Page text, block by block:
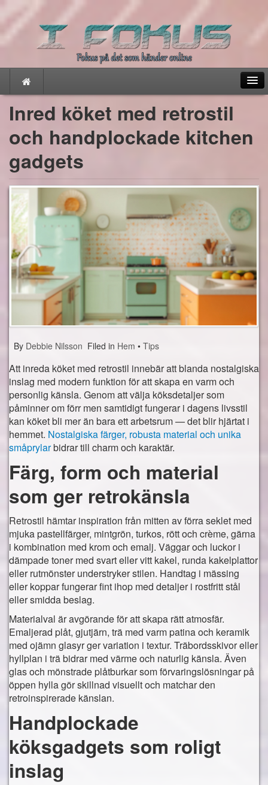
Hem
Hur fungerar Bitcoin
Apparna du måste ha
Spel
Bästa online casino
Hitta populära spel hos VideoSlots.com
DreamHack världens största direktsända LAN-party
Bonuskrig bland spelbolagen
Vad händer i spelvärlden just nu?
Webb
Windows 10
Sport
Fantasy Sports
Mobil
Vårt användande av mobilen
Sensommaren och höstens mobiler
Företagande
Företag och företagaren
Arbetsplatsen och de anställda
Moderna verktyg för kontoret
Yrke
Dags att byta yrke
Tips
Att välja rätt gymnasieskola
Inred köket med retrostil
och handplockade kitchen
gadgets
By Debbie Nilsson Filed in Hem • Tips
Att inreda köket med retrostil innebär att blanda nostalgiska
inslag med modern funktion för att skapa en varm och
personlig känsla. Genom att välja köksdetaljer som
påminner om förr men samtidigt fungerar i dagens livsstil
kan köket bli mer än bara ett arbetsrum — det blir hjärtat i
hemmet. Nostalgiska färger, robusta material och unika
småprylarbidrar till charm och karaktär.
Färg, form och material
som ger retrokänsla
Retrostil hämtar inspiration från mitten av förra seklet med
mjuka pastellfärger, mintgrön, turkos, rött och crème, gärna
i kombination med krom och emalj. Väggar och luckor i
dämpade toner med svart eller vitt kakel, runda kakelplattor
eller rutmönster understryker stilen. Handtag i mässing
eller koppar fungerar fint ihop med detaljer i rostfritt stål
eller smidda beslag.
Materialval är avgörande för att skapa rätt atmosfär.
Emaljerad plåt, gjutjärn, trä med varm patina och keramik
med ojämn glasyr ger variation i textur. Träbordsskivor eller
hyllplan i trä bidrar med värme och naturlig känsla. Även
glas och mönstrade plåtburkar som förvaringslösningar på
öppen hylla gör skillnad visuellt och matchar den
retroinspirerade känslan.
Handplockade
köksgadgets som roligt
inslag